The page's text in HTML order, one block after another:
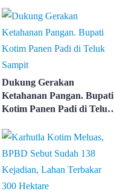
Dukung Gerakan
Ketahanan Pangan. Bupati
Kotim Panen Padi di Teluk